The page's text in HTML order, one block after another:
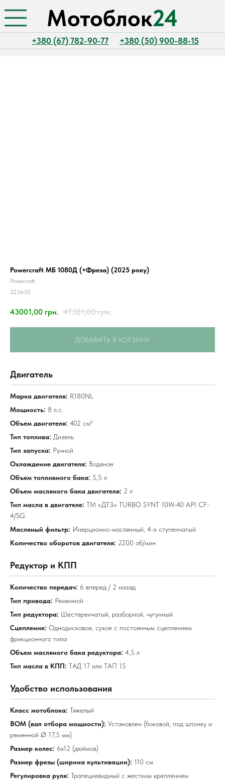
Мотоблок24
+380 (67) 782-90-77 +380 (50) 900-88-15
Powercraft МБ 1080Д (+Фреза) (2025 року)
Powercraft
223630
43001,00 грн. 47301,00 грн.
ДОБАВИТЬ В КОРЗИНУ
Двигатель
Марка двигателя: R180NL
Мощность: 8 л.с.
Объем двигателя: 402 см³
Тип топлива: Дизель
Тип запуска: Ручной
Охлаждение двигателя: Водяное
Объем топливного бака: 5,5 л
Объем масляного бака двигателя: 2 л
Тип масла в двигателе: ТМ «ДТЗ» TURBO SYNT 10W-40 API CF-
4/SG
Масляный фильтр: Инерционно-маслянный, 4-х ступенчатый
Количество оборотов двигателя: 2200 об/мин
Редуктор и КПП
Количество передач: 6 вперед / 2 назад
Тип привода: Ременной
Тип редуктора: Шестеренчатый, разборной, чугунный
Сцепление: Однодисковое, сухое с постоянным сцеплением
фрикционного типа
Объем масляного бака редуктора: 4,5 л
Тип масла в КПП: ТАД 17 или ТАП 15
Удобство использования
Класс мотоблока: Тяжелый
ВОМ (вал отбора мощности): Установлен (боковой, под шпонку и
ременной Ø 17,5 мм)
Размер колес: 6х12 (дюймов)
Размер фрезы (ширина культивации): 110 см
Регулировка руля: Трапециевидный с жестким креплением